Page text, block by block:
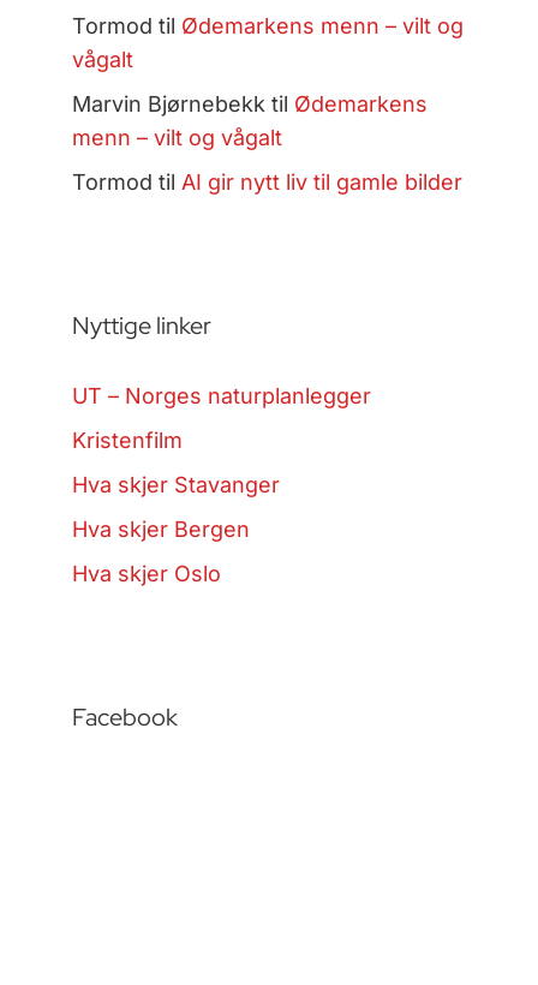
Tormod til Ødemarkens menn – vilt og
vågalt
Marvin Bjørnebekk til Ødemarkens
menn – vilt og vågalt
Tormod til AI gir nytt liv til gamle bilder
Nyttige linker
UT – Norges naturplanlegger
Kristenfilm
Hva skjer Stavanger
Hva skjer Bergen
Hva skjer Oslo
Facebook